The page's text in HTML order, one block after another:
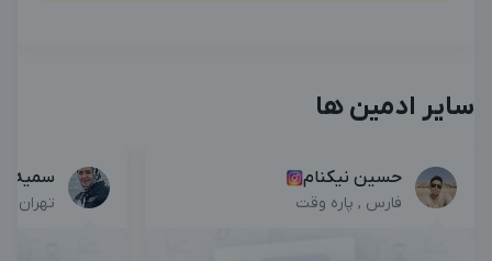
سایر ادمین ها
حسین نیکنام
فارس , پاره وقت
سمیه
تهران ,